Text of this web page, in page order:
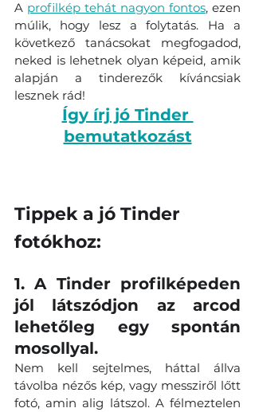
A profilkép tehát nagyon fontos, ezen
múlik, hogy lesz a folytatás. Ha a
következő tanácsokat megfogadod,
neked is lehetnek olyan képeid, amik
alapján a tinderezők kíváncsiak
lesznek rád!
Így írj jó Tinder
bemutatkozást
Tippek a jó Tinder
fotókhoz:
1. A Tinder profilképeden
jól látszódjon az arcod
lehetőleg egy spontán
mosollyal.
Nem kell sejtelmes, háttal állva
távolba nézős kép, vagy messziről lőtt
fotó, amin alig látszol. A félmeztelen